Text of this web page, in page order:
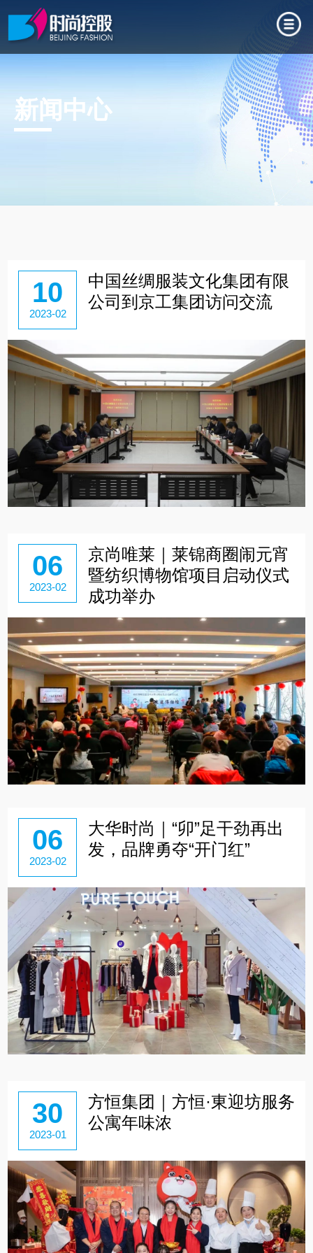
新闻中心
10
2023-02
中国丝绸服装文化集团有限
公司到京工集团访问交流
06
2023-02
京尚唯莱｜莱锦商圈闹元宵
暨纺织博物馆项目启动仪式
成功举办
06
2023-02
大华时尚｜“卯”足干劲再出
发，品牌勇夺“开门红”
30
2023-01
方恒集团｜方恒·東迎坊服务
公寓年味浓